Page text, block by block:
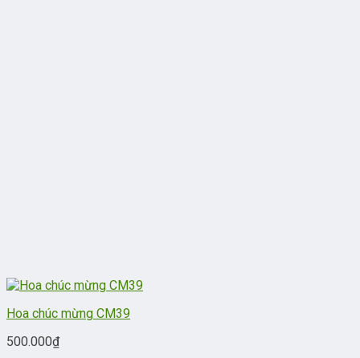
Hoa chúc mừng CM39
500.000₫